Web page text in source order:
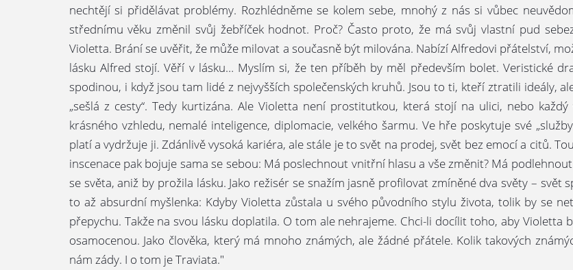
nechtějí si přidělávat problémy. Rozhlédněme se kolem sebe, mnohý z nás si vůbec
střednímu věku změnil svůj žebříček hodnot. Proč? Často proto, že má svůj vlastní pud
Violetta. Brání se uvěřit, že může milovat a současně být milována. Nabízí Alfredovi přátelství,
lásku Alfred stojí. Věří v lásku… Myslím si, že ten příběh by měl především bolet. Veristické
spodinou, i když jsou tam lidé z nejvyšších společenských kruhů. Jsou to ti, kteří ztratili ideály,
„sešlá z cesty“. Tedy kurtizána. Ale Violetta není prostitutkou, která stojí na ulici, nebo
krásného vzhledu, nemalé inteligence, diplomacie, velkého šarmu. Ve hře poskytuje své
platí a vydržuje ji. Zdánlivě vysoká kariéra, ale stále je to svět na prodej, svět bez emocí a citů.
inscenace pak bojuje sama se sebou: Má poslechnout vnitřní hlasu a vše změnit? Má
se světa, aniž by prožila lásku. Jako režisér se snažím jasně profilovat zmíněné dva světy – svět
to až absurdní myšlenka: Kdyby Violetta zůstala u svého původního stylu života, tolik by se
přepychu. Takže na svou lásku doplatila. O tom ale nehrajeme. Chci-li docílit toho, aby
osamocenou. Jako člověka, který má mnoho známých, ale žádné přátele. Kolik takových
nám zády. I o tom je Traviata."